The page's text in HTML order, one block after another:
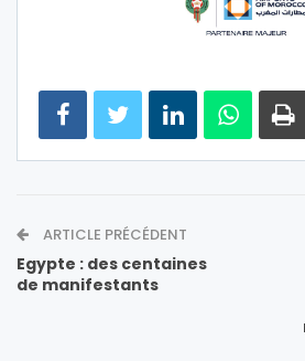
ARTICLE PRÉCÉDENT
Egypte : des centaines
de manifestants